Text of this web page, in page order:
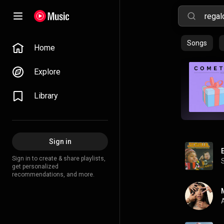
Home
Explore
Library
Sign in
Sign in to create & share playlists,
get personalized
recommendations, and more.
Songs